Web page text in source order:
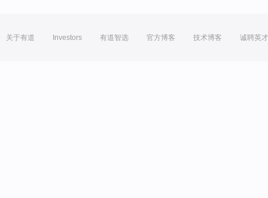
关于有道 Investors 有道智选 官方博客 技术博客 诚聘英才